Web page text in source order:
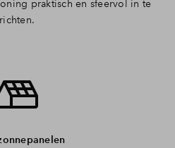
praktisch en sfeervol in te
richten.